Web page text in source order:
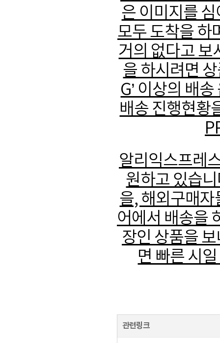
은 이미지를
모두 도착을 하
거의 없다고 보
을 하시려면
G’ 이상의 배
배송 진행현황
알리익스프레
원하고 있습
을, 해외구매
어에서 배송을
장인 상품을
면 빠른 시
관련링크